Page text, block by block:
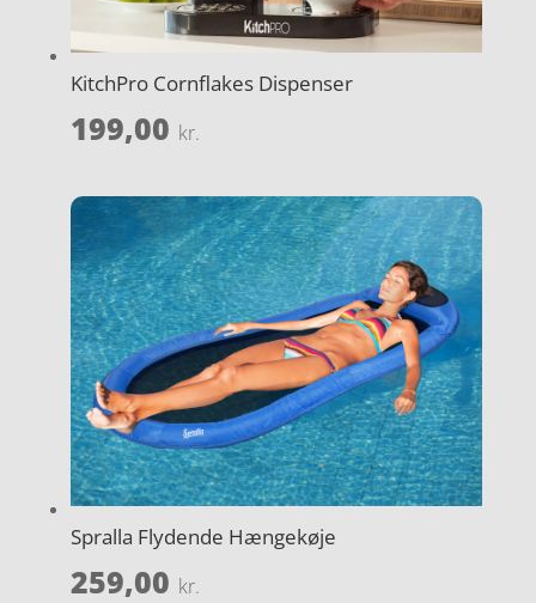
KitchPro Cornflakes Dispenser
199,00 kr.
Spralla Flydende Hængekøje
259,00 kr.